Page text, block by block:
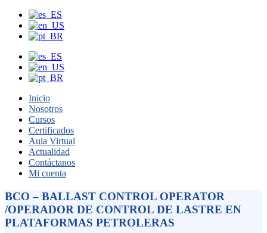
Inicio
Nosotros
Cursos
Certificados
Aula Virtual
Actualidad
Contáctanos
Mi cuenta
BCO – BALLAST CONTROL OPERATOR
/OPERADOR DE CONTROL DE LASTRE EN
PLATAFORMAS PETROLERAS